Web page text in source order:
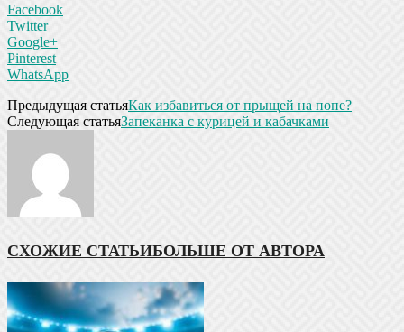
Facebook
Twitter
Google+
Pinterest
WhatsApp
Предыдущая статьяКак избавиться от прыщей на попе?
Следующая статьяЗапеканка с курицей и кабачками
СХОЖИЕ СТАТЬИБОЛЬШЕ ОТ АВТОРА